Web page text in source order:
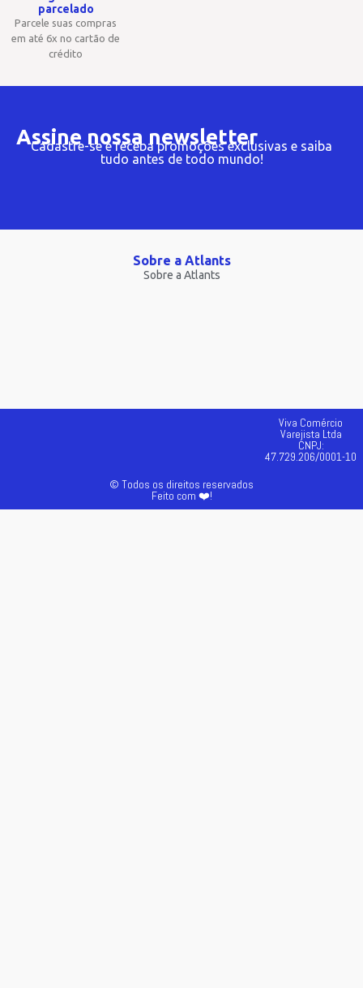
parcelado
Parcele suas compras
em até 6x no cartão de
crédito
Assine nossa newsletter
Cadastre-se e receba promoções exclusivas e saiba
tudo antes de todo mundo!
Sobre a Atlants
Sobre a Atlants
Viva Comércio
Varejista Ltda
CNPJ:
47.729.206/0001-10
© Todos os direitos reservados
Feito com ❤️!